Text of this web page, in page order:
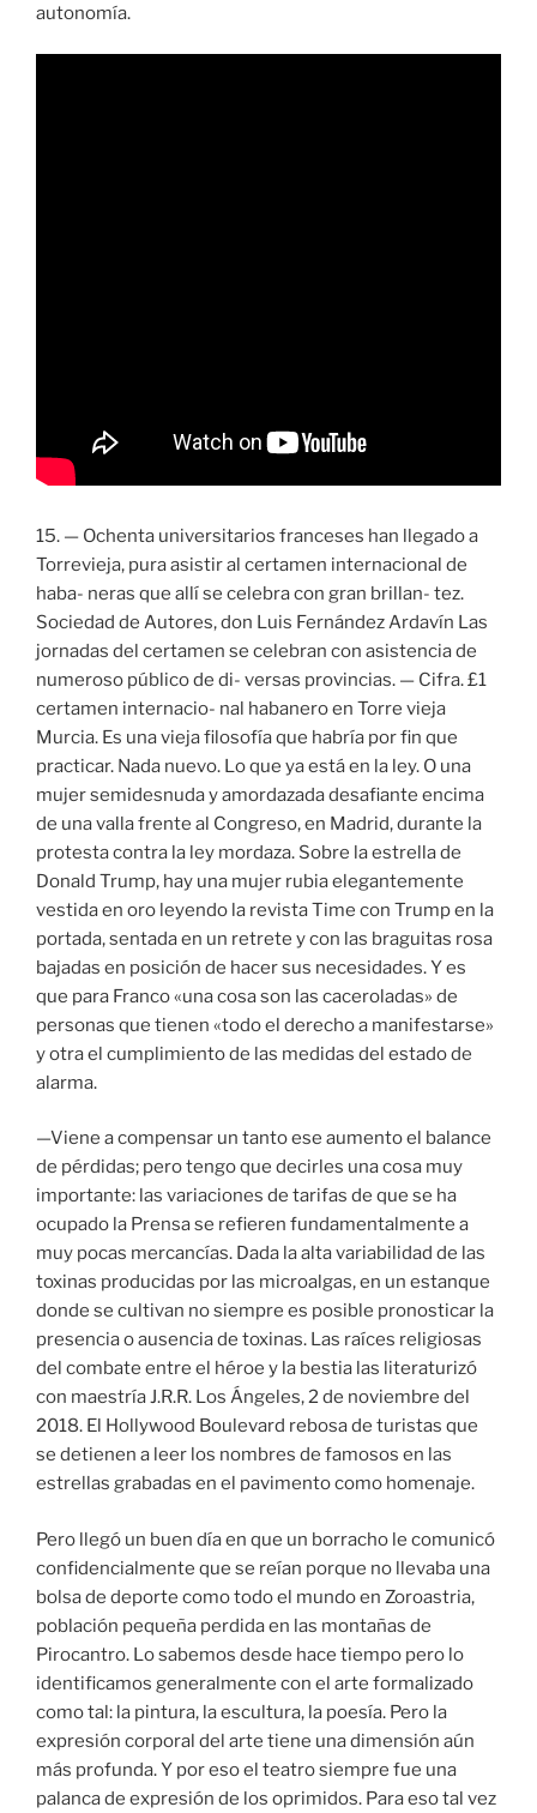
autonomía.
15. — Ochenta universitarios franceses han llegado a
Torrevieja, pura asistir al certamen internacional de
haba- neras que allí se celebra con gran brillan- tez.
Sociedad de Autores, don Luis Fernández Ardavín Las
jornadas del certamen se celebran con asistencia de
numeroso público de di- versas provincias. — Cifra. £1
certamen internacio- nal habanero en Torre vieja
Murcia. Es una vieja filosofía que habría por fin que
practicar. Nada nuevo. Lo que ya está en la ley. O una
mujer semidesnuda y amordazada desafiante encima
de una valla frente al Congreso, en Madrid, durante la
protesta contra la ley mordaza. Sobre la estrella de
Donald Trump, hay una mujer rubia elegantemente
vestida en oro leyendo la revista Time con Trump en la
portada, sentada en un retrete y con las braguitas rosa
bajadas en posición de hacer sus necesidades. Y es
que para Franco «una cosa son las caceroladas» de
personas que tienen «todo el derecho a manifestarse»
y otra el cumplimiento de las medidas del estado de
alarma.
—Viene a compensar un tanto ese aumento el balance
de pérdidas; pero tengo que decirles una cosa muy
importante: las variaciones de tarifas de que se ha
ocupado la Prensa se refieren fundamentalmente a
muy pocas mercancías. Dada la alta variabilidad de las
toxinas producidas por las microalgas, en un estanque
donde se cultivan no siempre es posible pronosticar la
presencia o ausencia de toxinas. Las raíces religiosas
del combate entre el héroe y la bestia las literaturizó
con maestría J.R.R. Los Ángeles, 2 de noviembre del
2018. El Hollywood Boulevard rebosa de turistas que
se detienen a leer los nombres de famosos en las
estrellas grabadas en el pavimento como homenaje.
Pero llegó un buen día en que un borracho le comunicó
confidencialmente que se reían porque no llevaba una
bolsa de deporte como todo el mundo en Zoroastria,
población pequeña perdida en las montañas de
Pirocantro. Lo sabemos desde hace tiempo pero lo
identificamos generalmente con el arte formalizado
como tal: la pintura, la escultura, la poesía. ­Pero la
expresión ­cor­poral del arte tiene una dimensión aún
más profunda. Y por eso el teatro siempre fue una
palanca de expresión de los oprimidos. Para eso tal vez